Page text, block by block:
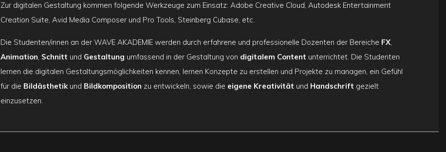
Zur digitalen Gestaltung kommen folgende Werkzeuge zum Einsatz: Adobe Creative Cloud, Autodesk Entertainment
Creation Suite, Avid Media Composer und Pro Tools, Steinberg Cubase, etc.
Die Studenten/innen an der WAVE AKADEMIE werden durch erfahrene und professionelle Dozenten der Bereiche FX,
Animation, Schnitt und Gestaltung umfassend in der Gestaltung von digitalem Content unterrichtet. Die Studenten
lernen die digitalen Gestaltungsmöglichkeiten kennen, lernen Konzepte zu erstellen und Projekte zu managen, ein Gefühl
für die Bildästhetikund Bildkomposition zu entwickeln, sowie die eigene Kreativität und Handschrift gezielt
einzusetzen.